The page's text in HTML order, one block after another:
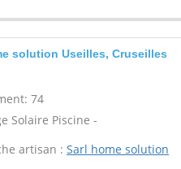
solution Useilles, Cruseilles
74
Solaire Piscine -
artisan : Sarl home solution